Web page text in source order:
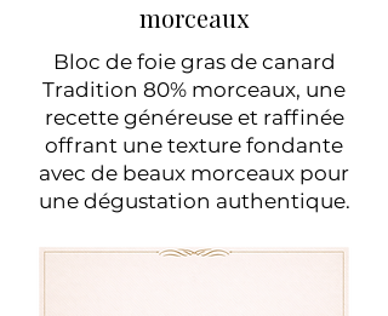
morceaux
Bloc de foie gras de canard
Tradition 80% morceaux, une
recette généreuse et raffinée
offrant une texture fondante
avec de beaux morceaux pour
une dégustation authentique.